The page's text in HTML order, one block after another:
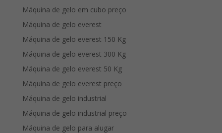
Máquina de gelo em cubo preço
Máquina de gelo everest
Máquina de gelo everest 150 Kg
Máquina de gelo everest 300 Kg
Máquina de gelo everest 50 Kg
Máquina de gelo everest preço
Máquina de gelo industrial
Máquina de gelo industrial preço
Máquina de gelo para alugar